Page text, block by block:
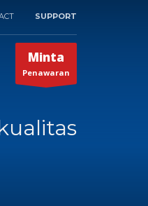
SUPPORT
Minta
Penawaran